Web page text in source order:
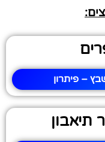
– פיתרון
תיאבון